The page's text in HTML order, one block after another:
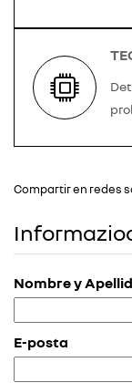
Compartir en redes
Nombre y
E-posta